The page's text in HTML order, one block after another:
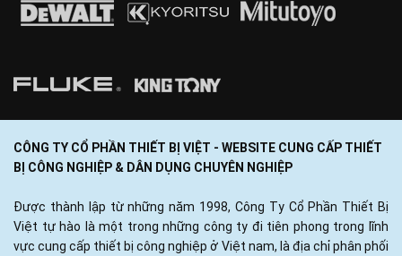
CÔNG TY CỔ PHẦN THIẾT BỊ VIỆT - WEBSITE CUNG CẤP THIẾT
BỊ CÔNG NGHIỆP & DÂN DỤNG CHUYÊN NGHIỆP
Được thành lập từ những năm 1998, Công Ty Cổ Phần Thiết Bị
Việt tự hào là một trong những công ty đi tiên phong trong lĩnh
vực cung cấp thiết bị công nghiệp ở Việt nam, là địa chỉ phân phối